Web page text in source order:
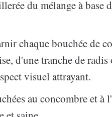
du mélange à base
chaque bouchée de
d'une tranche de
visuel attrayant.
au concombre et à